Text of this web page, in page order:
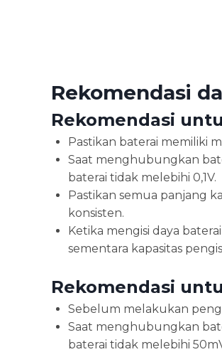
Rekomendasi
Rekomendasi
Pastikan baterai memiliki
Saat menghubungkan
baterai tidak melebihi 0,1V.
Pastikan semua panjang
konsisten.
Ketika mengisi daya
sementara kapasitas
Rekomendasi
Sebelum melakukan
Saat menghubungkan
baterai tidak melebihi